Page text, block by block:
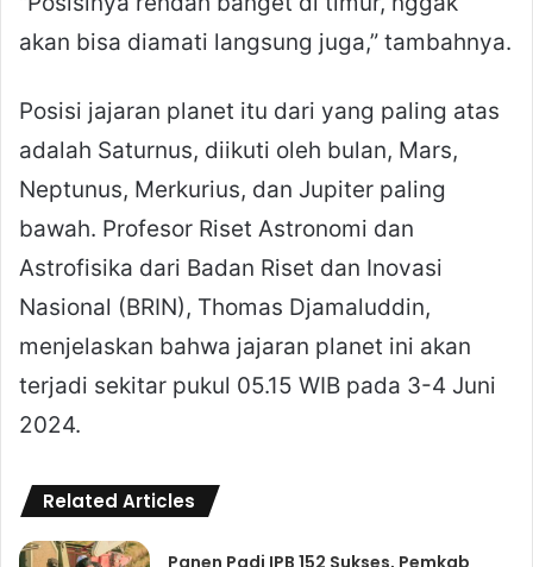
akan bisa diamati langsung juga,” tambahnya.
Posisi jajaran planet itu dari yang paling atas
adalah Saturnus, diikuti oleh bulan, Mars,
Neptunus, Merkurius, dan Jupiter paling
bawah. Profesor Riset Astronomi dan
Astrofisika dari Badan Riset dan Inovasi
Nasional (BRIN), Thomas Djamaluddin,
menjelaskan bahwa jajaran planet ini akan
terjadi sekitar pukul 05.15 WIB pada 3-4 Juni
2024.
Related Articles
Panen Padi IPB 152 Sukses, Pemkab